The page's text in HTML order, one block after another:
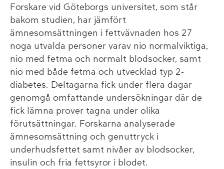
Forskare vid Göteborgs universitet, som står
bakom studien, har jämfört
ämnesomsättningen i fettvävnaden hos 27
noga utvalda personer varav nio normalviktiga,
nio med fetma och normalt blodsocker, samt
nio med både fetma och utvecklad typ 2-
diabetes. Deltagarna fick under flera dagar
genomgå omfattande undersökningar där de
fick lämna prover tagna under olika
förutsättningar. Forskarna analyserade
ämnesomsättning och genuttryck i
underhudsfettet samt nivåer av blodsocker,
insulin och fria fettsyror i blodet.